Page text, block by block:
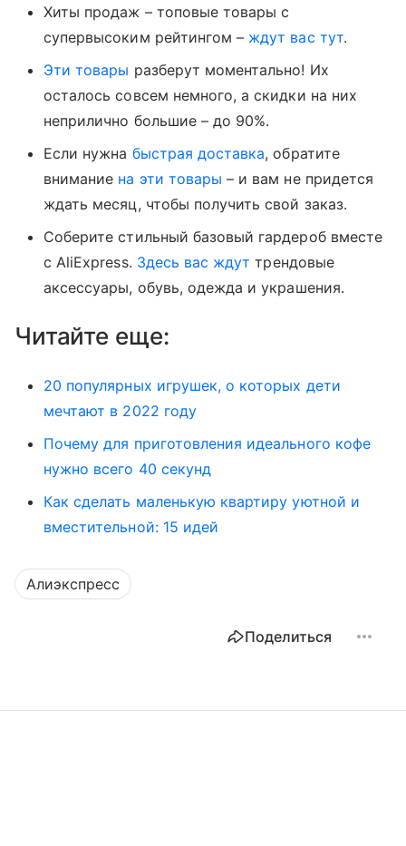
Хиты продаж – топовые товары с
супервысоким рейтингом – ждут вас тут.
Эти товары разберут моментально! Их
осталось совсем немного, а скидки на них
неприлично большие – до 90%.
Если нужна быстрая доставка, обратите
внимание на эти товары – и вам не придется
ждать месяц, чтобы получить свой заказ.
Соберите стильный базовый гардероб вместе
с AliExpress. Здесь вас ждут трендовые
аксессуары, обувь, одежда и украшения.
Читайте еще:
20 популярных игрушек, о которых дети
мечтают в 2022 году
Почему для приготовления идеального кофе
нужно всего 40 секунд
Как сделать маленькую квартиру уютной и
вместительной: 15 идей
Алиэкспресс
Поделиться